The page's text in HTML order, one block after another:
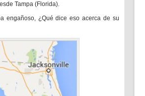
Tampa (Florida).
engañoso, ¿Qué dice eso acerca de su